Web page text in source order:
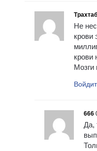
Не
крови
крови
Мозги
666
Да,